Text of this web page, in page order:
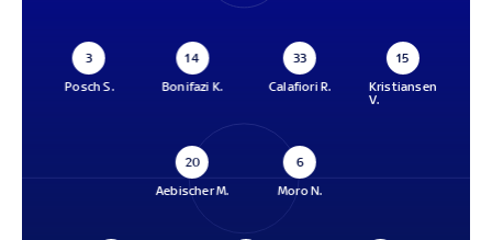
3
Posch S.
14
Bonifazi K.
33
Calafiori R.
15
Kristiansen
V.
20
Aebischer M.
6
Moro N.